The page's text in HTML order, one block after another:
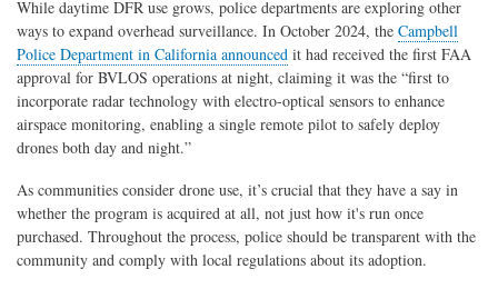
While daytime DFR use grows, police departments are exploring other
ways to expand overhead surveillance. In October 2024, the Campbell
Police Department in California announced it had received the first FAA
approval for BVLOS operations at night, claiming it was the “first to
incorporate radar technology with electro-optical sensors to enhance
airspace monitoring, enabling a single remote pilot to safely deploy
drones both day and night.”
As communities consider drone use, it’s crucial that they have a say in
whether the program is acquired at all, not just how it's run once
purchased. Throughout the process, police should be transparent with the
community and comply with local regulations about its adoption.